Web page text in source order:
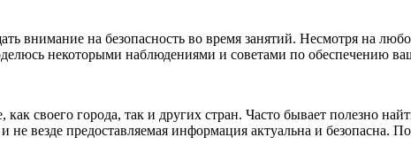
внимание на безопасность во время занятий. Несмотря на
некоторыми наблюдениями и советами по обеспечению
как своего города, так и других стран. Часто бывает полезно
не везде предоставляемая информация актуальна и безопасна.